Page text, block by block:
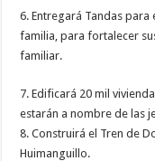
6. Entregará Tandas
familia, para fortalecer
familiar.
7. Edificará 20 mil
estarán a nombre de las
8. Construirá el Tren de
Huimanguillo.